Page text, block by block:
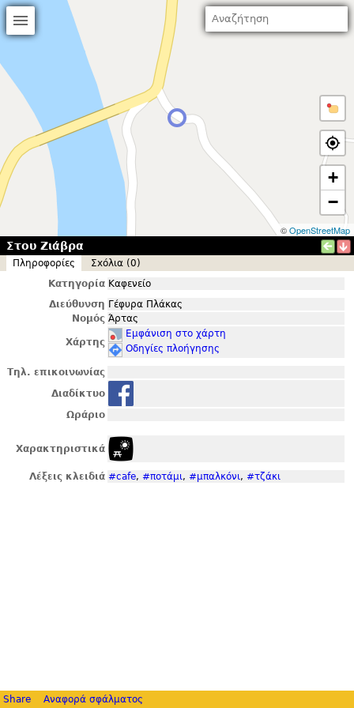
+
−
©OpenStreetMap
Στου Ζιάβρα
Πληροφορίες
Σxόλια (0)
Κατηγορία Καφενείο
Διεύθυνση Γέφυρα Πλάκας
Νομός Άρτας
Χάρτης
Εμφάνιση στο χάρτη
Οδηγίες πλοήγησης
Τηλ. επικοινωνίας
Διαδίκτυο
Ωράριο
Χαρακτηριστικά
Λέξεις κλειδιά #cafe, #ποτάμι, #μπαλκόνι, #τζάκι
Share Αναφορά σφάλματος